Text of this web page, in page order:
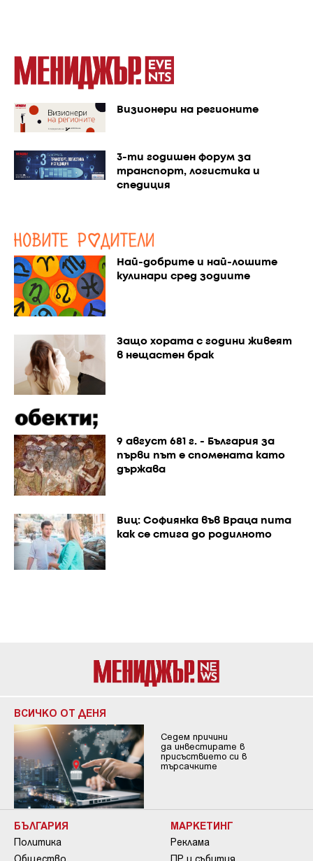
Визионери на регионите
3-ти годишен форум за
транспорт, логистика и
спедиция
Най-добрите и най-лошите
кулинари сред зодиите
Защо хората с години живеят
в нещастен брак
9 август 681 г. - България за
първи път е спомената като
държава
Виц: Софиянка във Враца пита
как се стига до родилното
ВСИЧКО ОТ ДЕНЯ
Седем причини
да инвестирате в
присъствието си в
търсачките
БЪЛГАРИЯ
Политика
Общество
МАРКЕТИНГ
Реклама
ПР и събития